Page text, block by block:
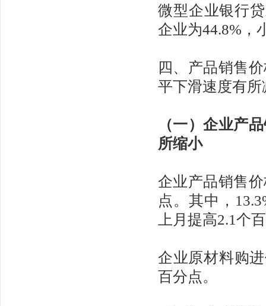
微型企业银行
企业为44.8%，
四、产品销售
平下滑速度有所
（一）企业产
所缩小
企业产品销售
点。其中，
上月提高2.1个
企业原材料购
百分点。